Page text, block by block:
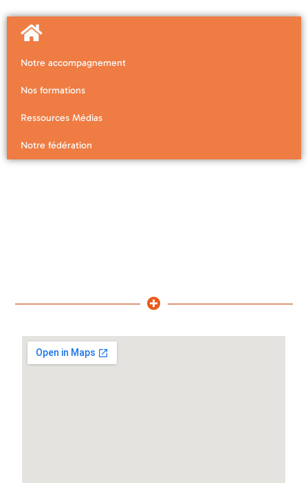
Notre accompagnement
Nos formations
Ressources Médias
Notre fédération